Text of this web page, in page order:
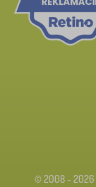
© 2008 - 2026